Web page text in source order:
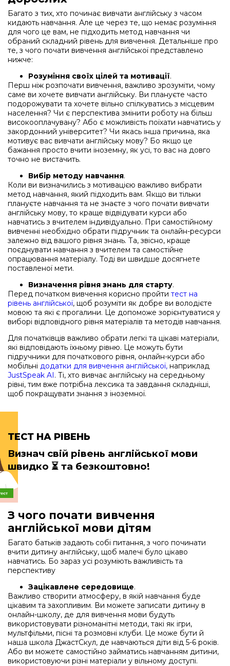
Багато з тих, хто починає вивчати англійську з часом
кидають навчання. Але це через те, що немає розуміння
для чого це вам, не підходить метод навчання чи
обраний складний рівень для вивчення. Детальніше про
те, з чого почати вивчення англійської представлено
нижче:
Розуміння своїх цілей та мотивації.
Перш ніж розпочати вивчення, важливо зрозуміти, чому
саме ви хочете вивчати англійську. Ви плануєте часто
подорожувати та хочете вільно спілкуватись з місцевим
населення? Чи є перспектива змінити роботу на більш
високооплачувану? Або є можливість поїхати навчатись у
закордонний університет? Чи якась інша причина, яка
мотивує вас вивчати англійську мову? Бо якщо це
бажання просто вчити іноземну, як усі, то вас на довго
точно не вистачить.
Вибір методу навчання.
Коли ви визначились з мотивацією важливо вибрати
метод навчання, який підходить вам. Якщо ви тільки
плануєте навчання та не знаєте з чого почати вивчати
англійську мову, то краще відвідувати курси або
навчатись з вчителем індивідуально. При самостійному
вивченні необхідно обрати підручник та онлайн-ресурси
залежно від вашого рівня знань. Та, звісно, краще
поєднувати навчання з вчителем та самостійне
опрацювання матеріалу. Тоді ви швидше досягнете
поставленої мети.
Визначення рівня знань для старту.
Перед початком вивчення корисно пройти тест на
рівень англійської, щоб розуміти як добре ви володієте
мовою та які є прогалини. Це допоможе зорієнтуватися у
виборі відповідного рівня матеріалів та методів навчання.
Для початківців важливо обрати легкі та цікаві матеріали,
які відповідають їхньому рівню. Це можуть бути
підручники для початкового рівня, онлайн-курси або
мобільні додатки для вивчення англійської, наприклад
JustSpeak AI. Ті, хто вивчає англійську на середньому
рівні, тим вже потрібна лексика та завдання складніші,
щоб покращувати знання з іноземної.
ТЕСТ НА РІВЕНЬ
Визнач свій рівень англійської мови
швидко ⏳ та безкоштовно!
З чого почати вивчення
англійської мови дітям
Багато батьків задають собі питання, з чого починати
вчити дитину англійську, щоб малечі було цікаво
навчатись. Бо зараз усі розуміють важливість та
перспективу
Зацікавлене середовище.
Важливо створити атмосферу, в якій навчання буде
цікавим та захопливим. Ви можете записати дитину в
онлайн-школу, де для вивчення мови будуть
використовувати різноманітні методи, такі як ігри,
мультфільми, пісні та розмовні клуби. Це може бути й
наша школа ДжастСкул, де навчаються діти від 5-6 років.
Або ви можете самостійно займатись навчанням дитини,
використовуючи різні матеріали у вільному доступі.